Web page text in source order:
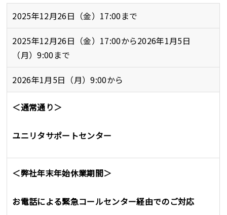
2025年12月26日（金）17:00まで
2025年12月26日（金）17:00から2026年1月5日
（月）9:00まで
2026年1月5日（月）9:00から
＜通常通り＞
ユニリタサポートセンター
＜弊社年末年始休業期間＞
お電話による緊急コールセンター経由でのご対応